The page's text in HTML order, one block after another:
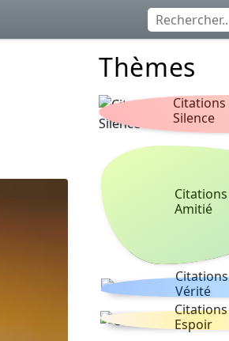
Thèmes
Citations
Silence
Citations
Amitié
Citations
Vérité
Citations
Espoir